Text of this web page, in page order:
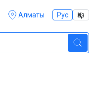
Алматы Рус Қаз